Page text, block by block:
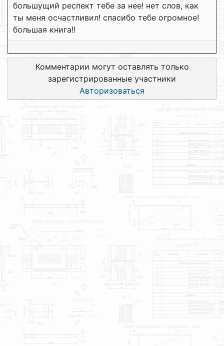
большущий респект тебе за нее! нет слов, как
ты меня осчастливил! спасибо тебе огромное!
большая книга!!
Комментарии могут оставлять только
зарегистрированные участники
Авторизоваться